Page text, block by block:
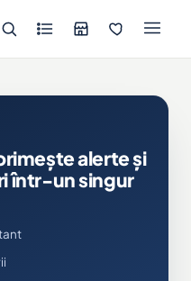
alerte și
într-un singur